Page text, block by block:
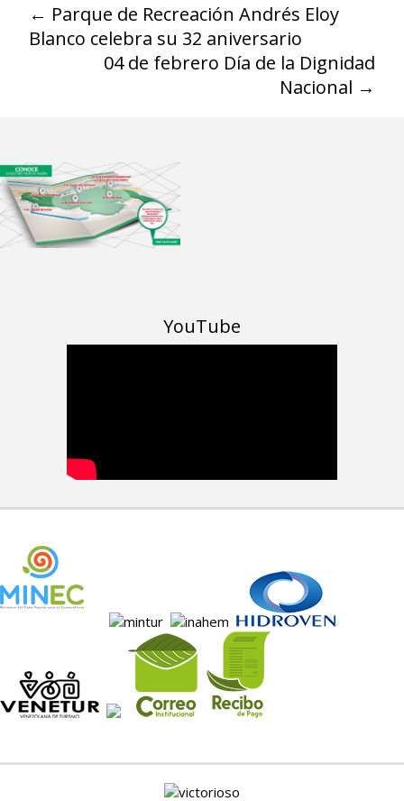
← Parque de Recreación Andrés Eloy
Blanco celebra su 32 aniversario
04 de febrero Día de la Dignidad
Nacional →
YouTube